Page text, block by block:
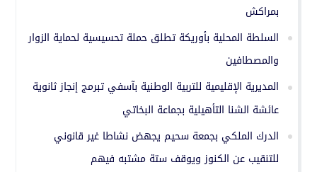
بمراكش
السلطة المحلية بأوريكة تطلق حملة تحسيسية لحماية الزوار
والمصطافين
المديرية الإقليمية للتربية الوطنية بآسفي تبرمج إنجاز ثانوية
عائشة الشنا التأهيلية بجماعة البخاتي
الدرك الملكي بجمعة سحيم يجهض نشاطا غير قانوني
للتنقيب عن الكنوز ويوقف ستة مشتبه فيهم